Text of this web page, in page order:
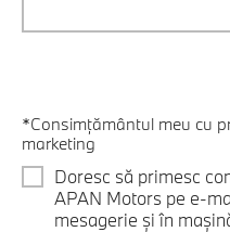
*Consimțământul meu cu
marketing
Doresc să primesc
APAN Motors pe e-
mesagerie și în